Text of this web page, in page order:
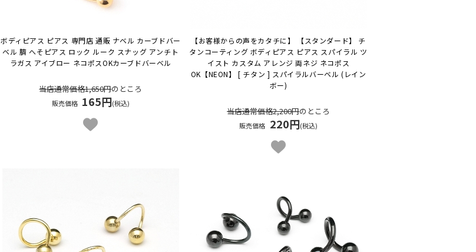
ボディピアス ピアス 専門店 通販 ナベル カーブドバー
ベル 臍 へそピアス ロック ルーク スナッグ アンチト
ラガス アイブロー ネコポスOKカーブドバーベル
当店通常価格1,650円のところ
販売価格 165円(税込)
【お客様からの声をカタチに】 【スタンダード】 チ
タンコーティング ボディピアス ピアス スパイラル ツ
イスト カスタム アレンジ 両ネジ ネコポス
OK 【NEON】 [ チタン ] スパイラルバーベル (レイン
ボー)
当店通常価格2,200円のところ
販売価格 220円(税込)